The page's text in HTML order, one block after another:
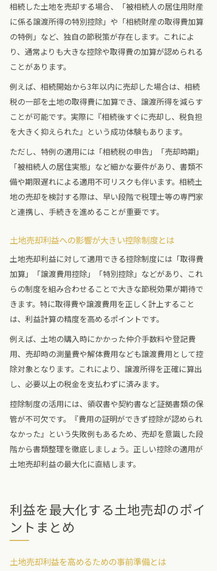
相続した土地を売却する場合、「被相続人の居住用財産
に係る譲渡所得の特別控除」や「相続財産の取得費加算
の特例」など、独自の節税策が存在します。これによ
り、通常よりも大きな控除や取得費の加算が認められる
ことがあります。
例えば、相続開始から3年以内に売却した場合は、相続
税の一部を土地の取得費に加算でき、譲渡所得を減らす
ことが可能です。実際に『相続後すぐに売却し、税負担
を大きく抑えられた』という成功体験もあります。
ただし、特例の適用には「相続税の申告」「売却時期」
「被相続人の居住実態」など細かな要件があり、書類不
備や期限遅れによる適用不可リスクも伴います。相続土
地の売却を検討する際は、早い段階で税理士等の専門家
と連携し、手続きを進めることが重要です。
土地売却利益への影響が大きい控除制度とは
土地売却利益に対して適用できる控除制度には「取得費
加算」「譲渡費用控除」「特別控除」などがあり、これ
らの制度を組み合わせることで大きな節税効果が期待で
きます。特に取得費や譲渡費用を正しく計上すること
は、利益計算の精度を高めるポイントです。
例えば、土地の購入時にかかった仲介手数料や登記費
用、売却時の測量費や解体費用なども譲渡費用として控
除対象となります。これにより、譲渡所得を正確に算出
し、必要以上の税金を支払わずに済みます。
控除制度の活用には、領収書や契約書など証拠書類の保
管が不可欠です。『費用の証明ができず控除が認められ
なかった』という失敗例もあるため、売却を意識した段
階から書類整理を徹底しましょう。正しい控除の適用が
土地売却利益の最大化に直結します。
利益を最大化する土地売却のポイ
ントまとめ
土地売却利益を高めるための事前準備とは